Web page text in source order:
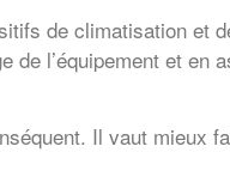
de climatisation et
l’équipement et en
Il vaut mieux